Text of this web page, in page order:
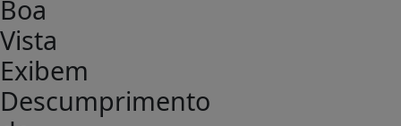
Boa
Vista
Exibem
Descumprimento